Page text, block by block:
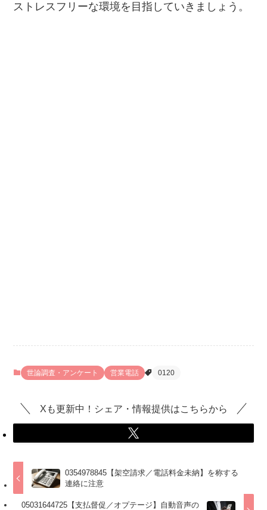
ストレスフリーな環境を目指していきましょう。
世論調査・アンケート 営業電話 0120
Xも更新中！シェア・情報提供はこちらから
0354978845【架空請求／電話料金未納】を称する
連絡に注意
05031644725【支払督促／オプテージ】自動音声の